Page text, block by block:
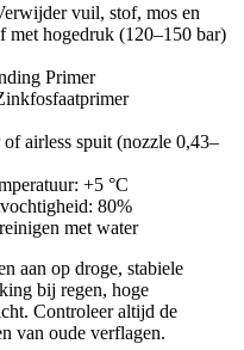
vuil, stof, mos en
met hogedruk (120–150 bar)
Primer
airless spuit (nozzle 0,43–
+5 °C
80%
met water
aan op droge, stabiele
bij regen, hoge
Controleer altijd de
van oude verflagen.